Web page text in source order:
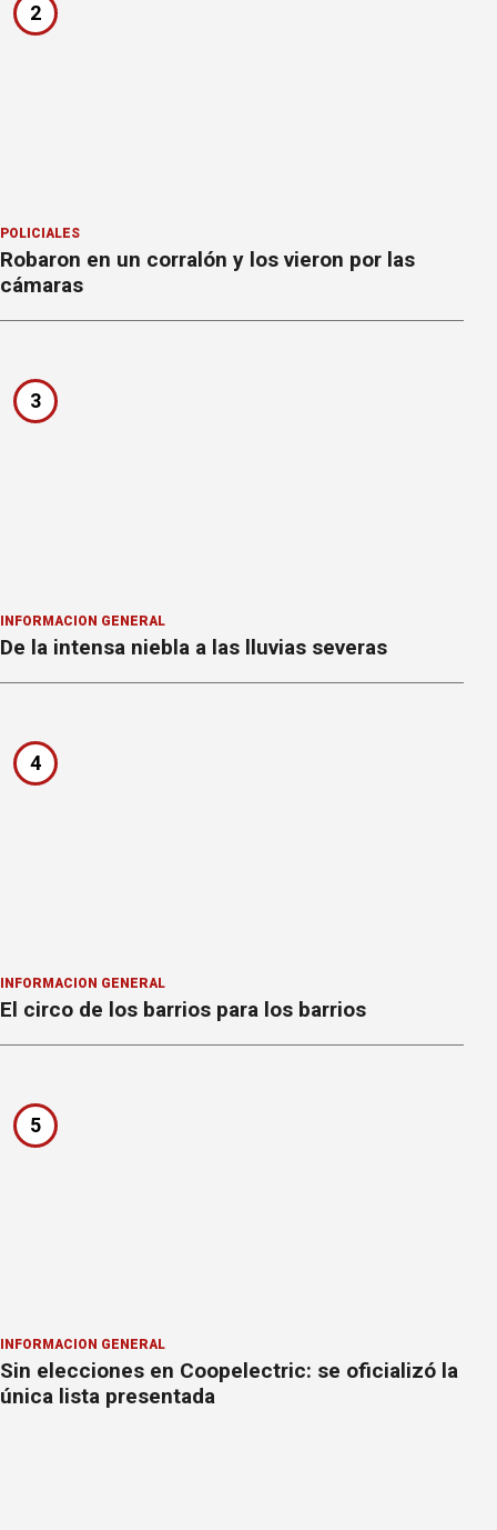
2
POLICIALES
Robaron en un corralón y los vieron por las
cámaras
3
INFORMACION GENERAL
De la intensa niebla a las lluvias severas
4
INFORMACION GENERAL
El circo de los barrios para los barrios
5
INFORMACION GENERAL
Sin elecciones en Coopelectric: se oficializó la
única lista presentada